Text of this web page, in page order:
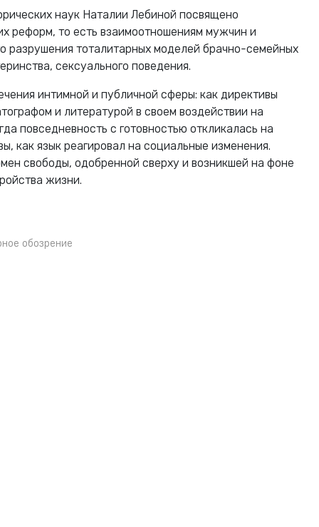
наук Наталии Лебиной посвящено
реформ, то есть взаимоотношениям мужчин и
разрушения тоталитарных моделей брачно-семейных
сексуального поведения.
интимной и публичной сферы: как директивы
и литературой в своем воздействии на
повседневность с готовностью откликалась на
как язык реагировал на социальные изменения.
свободы, одобренной сверху и возникшей на фоне
жизни.
обозрение